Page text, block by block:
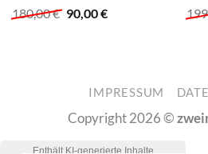
180,00€ Ursprünglicher
Preis
90,00€Aktueller
IMPRESSUM
Copyright 2026 ©